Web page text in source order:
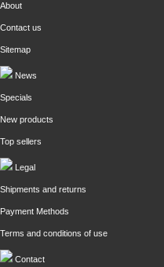
About
Contact us
Sitemap
News
Specials
New products
Top sellers
Legal
Shipments and returns
Payment Methods
Terms and conditions of use
Contact